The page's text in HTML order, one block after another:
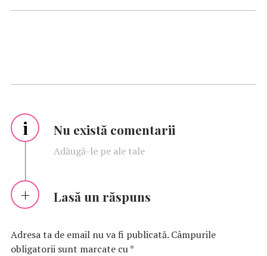
i Nu există comentarii
Adăugă-le pe ale tale
Lasă un răspuns
Adresa ta de email nu va fi publicată. Câmpurile
obligatorii sunt marcate cu*